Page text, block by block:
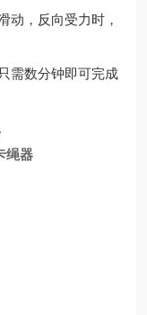
动，反向受力时，
需数分钟即可完成
绳器